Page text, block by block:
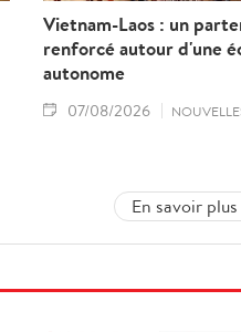
Vietnam-Laos : un
renforcé autour d'une
autonome
07/08/2026
En savoir plus